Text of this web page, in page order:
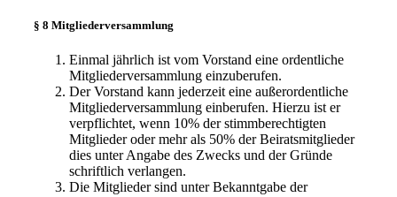
§ 8 Mitgliederversammlung
Einmal jährlich ist vom Vorstand eine ordentliche
Mitgliederversammlung einzuberufen.
Der Vorstand kann jederzeit eine außerordentliche
Mitgliederversammlung einberufen. Hierzu ist er
verpflichtet, wenn 10% der stimmberechtigten
Mitglieder oder mehr als 50% der Beiratsmitglieder
dies unter Angabe des Zwecks und der Gründe
schriftlich verlangen.
Die Mitglieder sind unter Bekanntgabe der